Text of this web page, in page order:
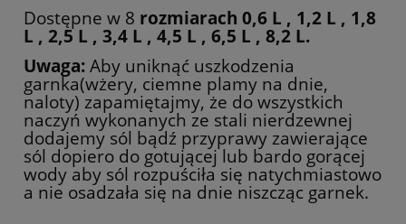
Dostępne w 8 rozmiarach 0,6 L , 1,2 L , 1,8
L , 2,5 L , 3,4 L , 4,5 L , 6,5 L , 8,2 L.
Uwaga: Aby uniknąć uszkodzenia
garnka(wżery, ciemne plamy na dnie,
naloty) zapamiętajmy, że do wszystkich
naczyń wykonanych ze stali nierdzewnej
dodajemy sól bądź przyprawy zawierające
sól dopiero do gotującej lub bardo gorącej
wody aby sól rozpuściła się natychmiastowo
a nie osadzała się na dnie niszcząc garnek.